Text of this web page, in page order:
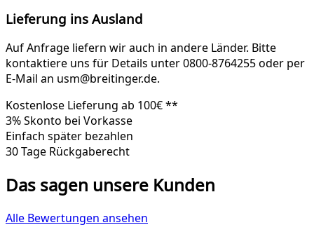
Lieferung ins Ausland
Auf Anfrage liefern wir auch in andere Länder. Bitte
kontaktiere uns für Details unter 0800-8764255 oder per
E-Mail an usm@breitinger.de.
Kostenlose Lieferung ab 100€ **
3% Skonto bei Vorkasse
Einfach später bezahlen
30 Tage Rückgaberecht
Das sagen unsere Kunden
Alle Bewertungen ansehen